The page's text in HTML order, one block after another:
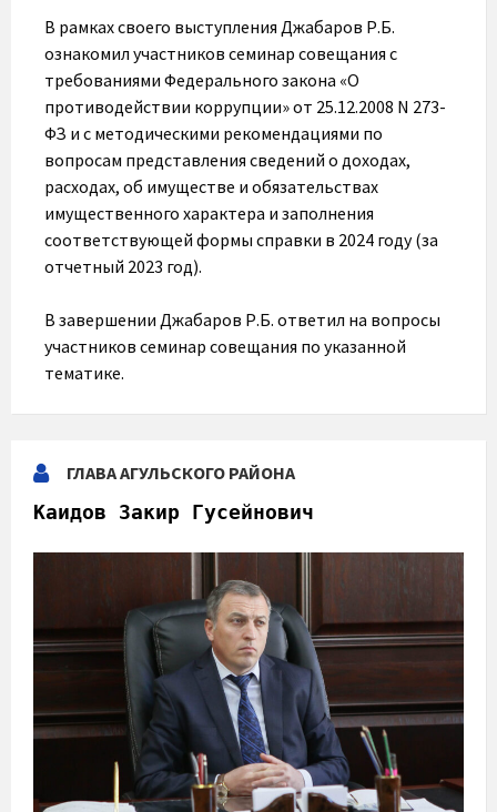
В рамках своего выступления Джабаров Р.Б.
ознакомил участников семинар совещания с
требованиями Федерального закона «О
противодействии коррупции» от 25.12.2008 N 273-
ФЗ и с методическими рекомендациями по
вопросам представления сведений о доходах,
расходах, об имуществе и обязательствах
имущественного характера и заполнения
соответствующей формы справки в 2024 году (за
отчетный 2023 год).
В завершении Джабаров Р.Б. ответил на вопросы
участников семинар совещания по указанной
тематике.
ГЛАВА АГУЛЬСКОГО РАЙОНА
Каидов Закир Гусейнович